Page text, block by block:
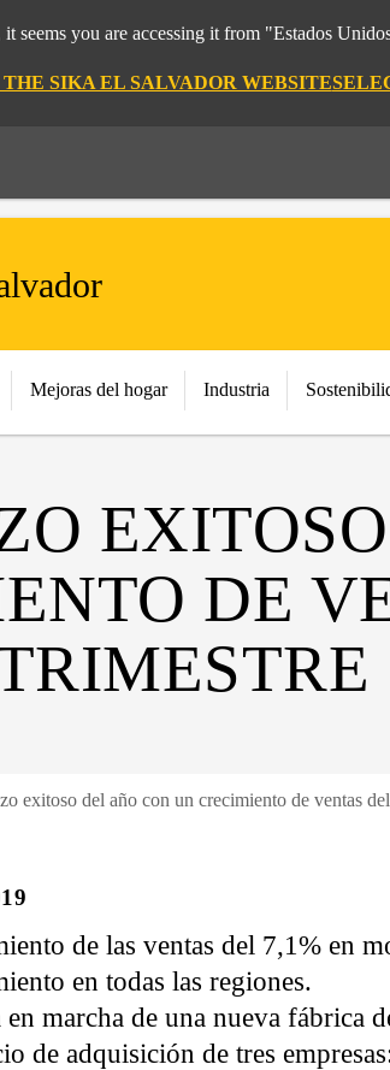
seems you are accessing it from "Estados
THE SIKA EL SALVADOR WEBSITE
Mejoras del hogar Industria
DE
exitoso del año con un crecimiento de ventas
de las ventas del 7,1% en
en todas las regiones.
en marcha de una nueva fábrica
de adquisición de tres